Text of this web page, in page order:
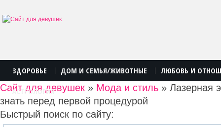
ЗДОРОВЬЕ ДОМ И СЕМЬЯ/ЖИВОТНЫЕ ЛЮБОВЬ И
АСТРОЛОГИЯ
Сайт для девушек » Мода и стиль » Лазерная
знать перед первой процедурой
Быстрый поиск по сайту: